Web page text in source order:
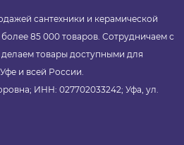
сантехники и керамической
85 000 товаров. Сотрудничаем с
товары доступными для
и всей России.
ИНН: 027702033242; Уфа, ул.